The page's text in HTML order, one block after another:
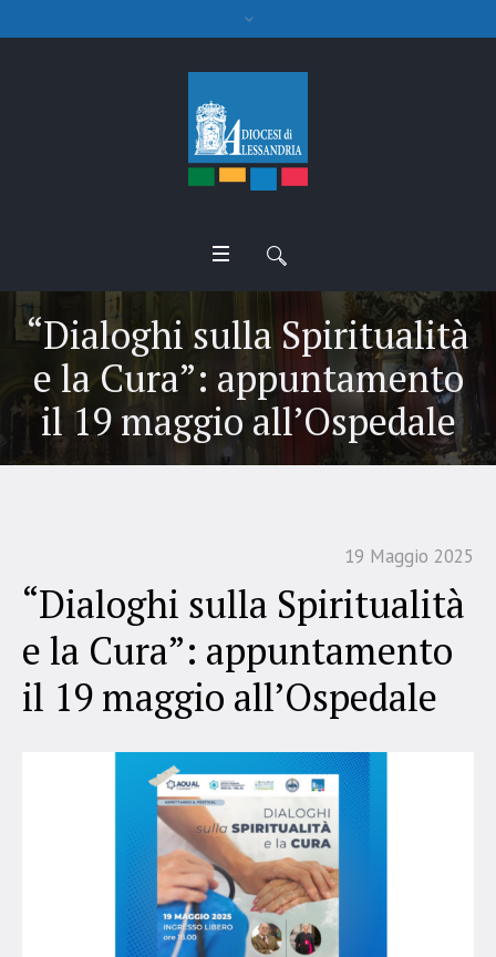
“Dialoghi sulla Spiritualità
e la Cura”: appuntamento
il 19 maggio all’Ospedale
19 Maggio 2025
“Dialoghi sulla Spiritualità
e la Cura”: appuntamento
il 19 maggio all’Ospedale